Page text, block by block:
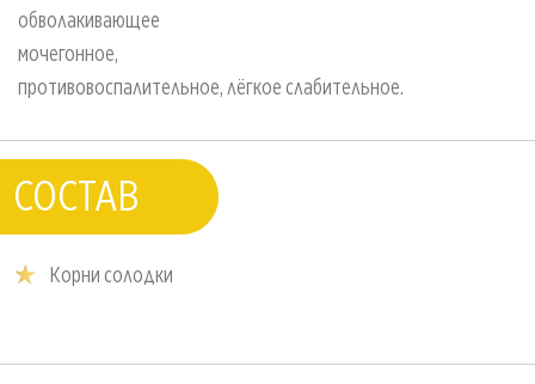
противовоспалительное, лёгкое слабительное.
СОСТАВ
Корни солодки